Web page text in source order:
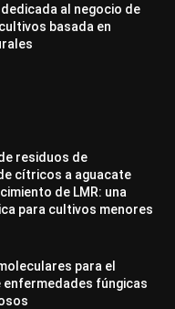
dedicada al negocio de
basada en
residuos de
cítricos a aguacate
de LMR: una
para cultivos menores
para el
fúngicas